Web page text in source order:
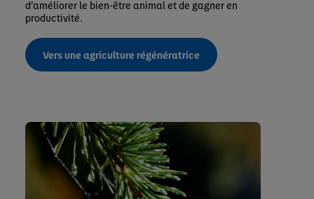
d’améliorer le bien-être animal et de gagner en
productivité.
Vers une agriculture régénératrice